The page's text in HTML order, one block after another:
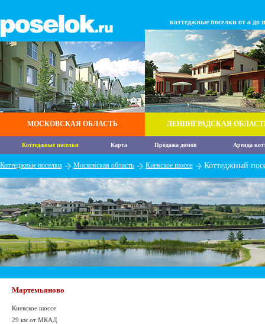
МОСКОВСКАЯ ОБЛАСТЬ
коттеджные поселки от а до я
ЛЕНИНГРАДСКАЯ
Коттеджные поселки Карта Продажа домов Аренда
Коттеджные поселки Московская область Киевское шоссе Коттеджный
Мартемьяново
Киевское шоссе
29 км от МКАД